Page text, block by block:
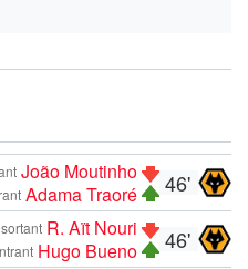
46'
João Moutinho
Adama Traoré
46'
R. Aït Nouri
Hugo Bueno